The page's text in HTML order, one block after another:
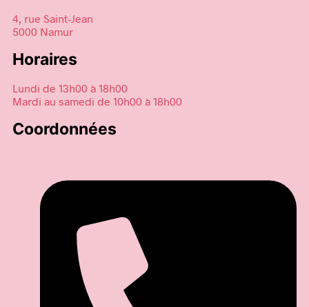
4, rue Saint-Jean
5000 Namur
Horaires
Lundi de 13h00 à 18h00
Mardi au samedi de 10h00 à 18h00
Coordonnées